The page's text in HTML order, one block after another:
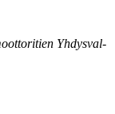
Yhdys­val­